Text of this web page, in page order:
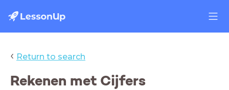
‹ Return to search
Rekenen met Cijfers